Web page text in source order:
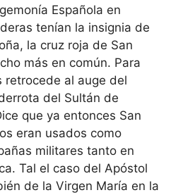
Española en
tenían la insignia de
la cruz roja de San
más en común. Para
retrocede al auge del
del Sultán de
que ya entonces San
eran usados como
militares tanto en
Tal el caso del Apóstol
de la Virgen María en la